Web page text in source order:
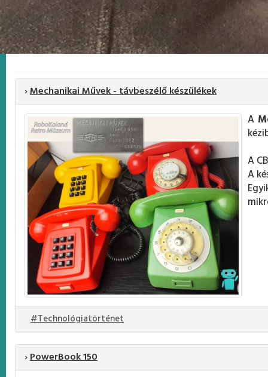
›Mechanikai Művek - távbeszélő készülékek
A
A
A
#Technológiatörténet
›PowerBook 150